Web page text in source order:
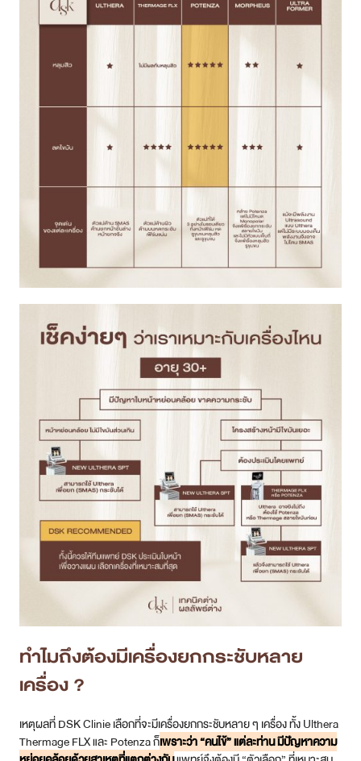
ทำไมถึงต้องมีเครื่องยกกระชับหลาย
เครื่อง ?
เหตุผลที่ DSK Clinie เลือกที่จะมีเครื่องยกกระชับหลาย ๆ เครื่อง ทั้ง Ulthera
Thermage FLX และ Potenza ก็เพราะว่า “คนไข้” แต่ละท่าน มีปัญหาความ